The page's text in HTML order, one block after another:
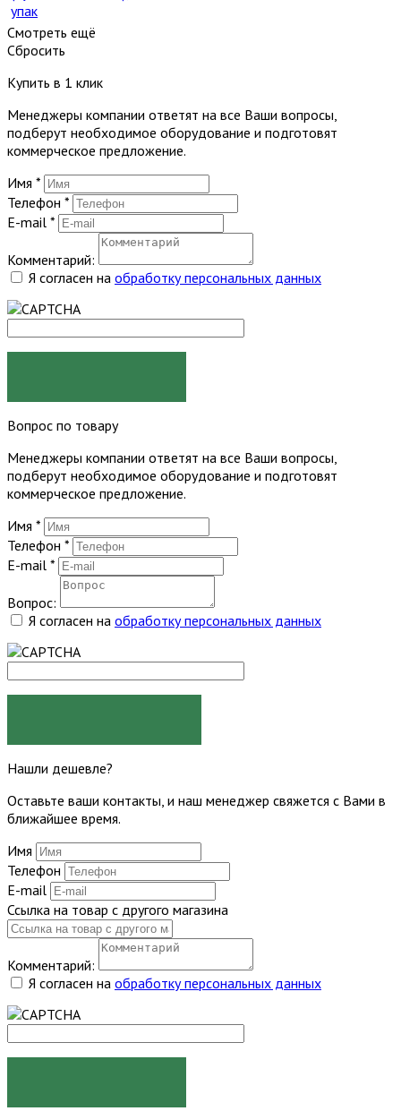
упак
Смотреть ещё
Сбросить
Купить в 1 клик
Менеджеры компании ответят на все Ваши вопросы,
подберут необходимое оборудование и подготовят
коммерческое предложение.
Имя *
Телефон *
E-mail *
Комментарий:
Я согласен на обработку персональных данных
Вопрос по товару
Менеджеры компании ответят на все Ваши вопросы,
подберут необходимое оборудование и подготовят
коммерческое предложение.
Имя *
Телефон *
E-mail *
Вопрос:
Я согласен на обработку персональных данных
Нашли дешевле?
Оставьте ваши контакты, и наш менеджер свяжется с Вами в
ближайшее время.
Имя
Телефон
E-mail
Ссылка на товар с другого магазина
Комментарий:
Я согласен на обработку персональных данных